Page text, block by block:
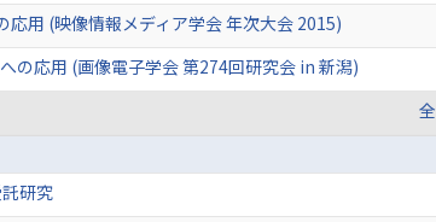
用 (映像情報メディア学会 年次大会 2015)
応用 (画像電子学会 第274回研究会 in 新潟)
研究